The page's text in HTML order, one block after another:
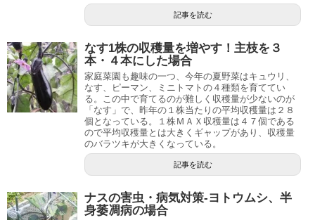
記事を読む
なす1株の収穫量を増やす！主枝を３
本・４本にした場合
家庭菜園も趣味の一つ、今年の夏野菜はキュウリ、
なす、ピーマン、ミニトマトの４種類を育ててい
る。この中で育てるのが難しく収穫量が少ないのが
「なす」で、昨年の１株当たりの平均収穫量は２８
個となっている。１株ＭＡＸ収穫量は４７個である
ので平均収穫量とは大きくギャップがあり、収穫量
のバラツキが大きくなっている。
記事を読む
ナスの害虫・病気対策-ヨトウムシ、半
身萎凋病の場合